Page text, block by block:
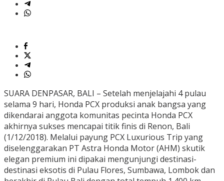
SUARA DENPASAR, BALI – Setelah menjelajahi 4 pulau
selama 9 hari, Honda PCX produksi anak bangsa yang
dikendarai anggota komunitas pecinta Honda PCX
akhirnya sukses mencapai titik finis di Renon, Bali
(1/12/2018). Melalui payung PCX Luxurious Trip yang
diselenggarakan PT Astra Honda Motor (AHM) skutik
elegan premium ini dipakai mengunjungi destinasi-
destinasi eksotis di Pulau Flores, Sumbawa, Lombok dan